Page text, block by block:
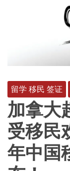
留学 移民 签证
加拿大
受移民
年中国